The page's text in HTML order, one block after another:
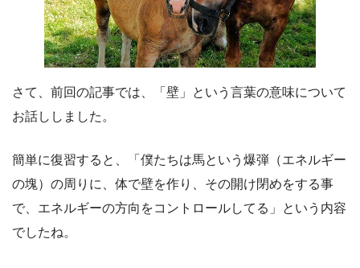
さて、前回の記事では、「壁」という言葉の意味について
お話ししました。
簡単に復習すると、「僕たちは馬という爆弾（エネルギー
の塊）の周りに、体で壁を作り、その開け閉めをする事
で、エネルギーの方向をコントロールしてる」という内容
でしたね。